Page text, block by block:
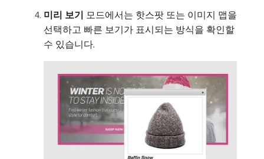
미리 보기 모드에서는 핫스팟 또는 이미지 맵을
선택하고 빠른 보기가 표시되는 방식을 확인할
수 있습니다.